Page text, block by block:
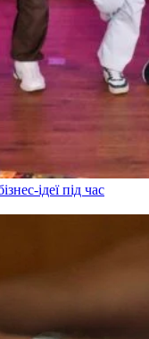
ідеї під час